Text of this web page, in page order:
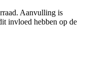
Aanvulling is
invloed hebben op de